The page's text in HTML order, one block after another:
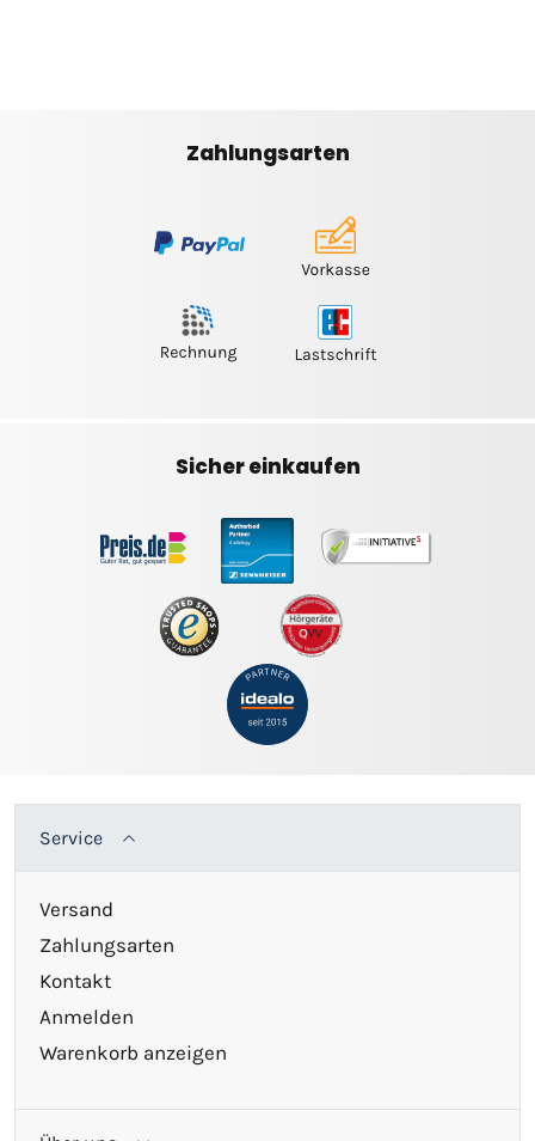
Zahlungsarten
Sicher einkaufen
Service
Versand
Zahlungsarten
Kontakt
Anmelden
Warenkorb anzeigen